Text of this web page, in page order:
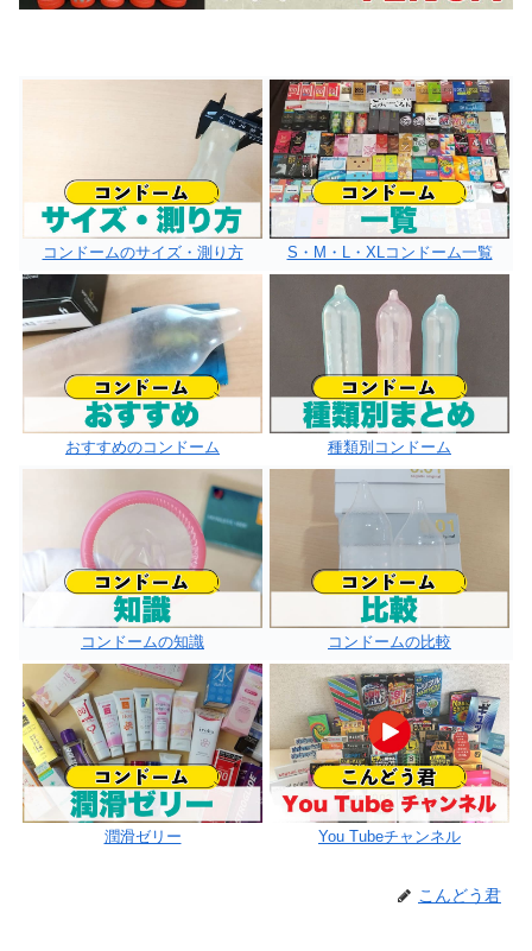
コンドームのサイズ・測り方 S・M・L・XLコンドーム一覧
おすすめのコンドーム 種類別コンドーム
コンドームの知識 コンドームの比較
潤滑ゼリー You Tubeチャンネル
こんどう君